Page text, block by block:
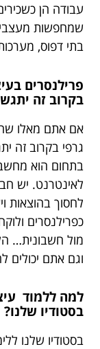
עבודה הן
שמחפשות
בתי דפוס,
פרילנסרים
בקרוב זה
אם אתם מאלו
גרפי בקרוב זה
בתחום הוא מחשב
לאינטרנט. יש
לחסוך בהוצאות
כפרילנסרים
מול חשבונית…
וגם אתם יכולים
למה ללמוד
בסטודיו שלנו?
בסטודיו שלנו